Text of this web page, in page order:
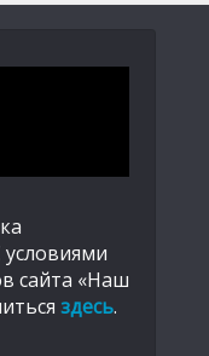
сайта «Наш
здесь.